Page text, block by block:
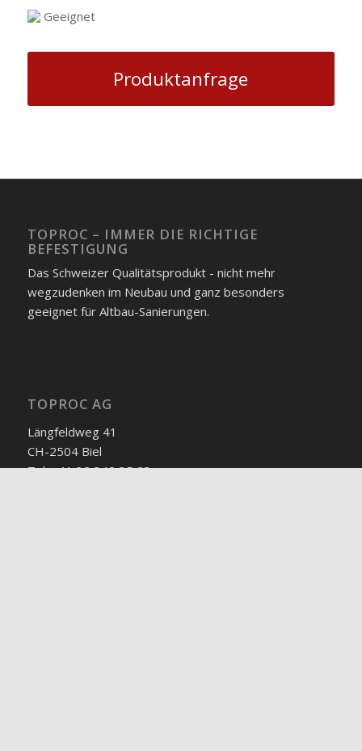
Geeignet
Produktanfrage
TOPROC – IMMER DIE RICHTIGE
BEFESTIGUNG
Das Schweizer Qualitätsprodukt - nicht mehr
wegzudenken im Neubau und ganz besonders
geeignet für Altbau-Sanierungen.
TOPROC AG
Längfeldweg 41
CH-2504 Biel
Tel. +41 32 342 35 23